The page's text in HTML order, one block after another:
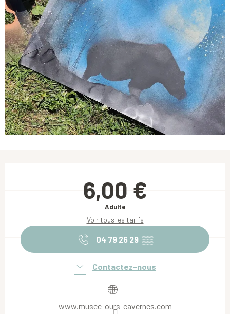
6,00 €
Adulte
Voir tous les tarifs
04 79 26 29 ▒▒
Contactez-nous
www.musee-ours-cavernes.com